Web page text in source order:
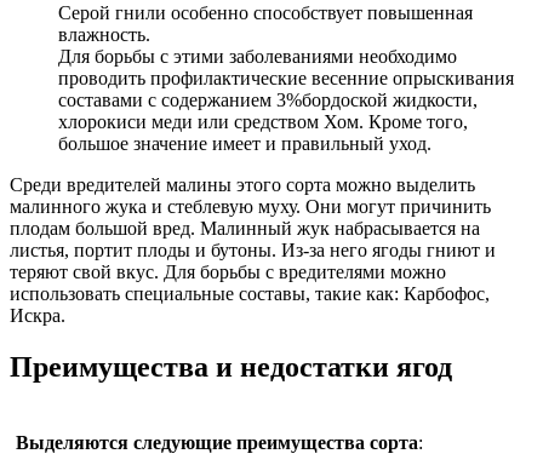
Серой гнили особенно способствует повышенная
влажность.
Для борьбы с этими заболеваниями необходимо
проводить профилактические весенние опрыскивания
составами с содержанием 3%бордоской жидкости,
хлорокиси меди или средством Хом. Кроме того,
большое значение имеет и правильный уход.
Среди вредителей малины этого сорта можно выделить
малинного жука и стеблевую муху. Они могут причинить
плодам большой вред. Малинный жук набрасывается на
листья, портит плоды и бутоны. Из-за него ягоды гниют и
теряют свой вкус. Для борьбы с вредителями можно
использовать специальные составы, такие как: Карбофос,
Искра.
Преимущества и недостатки ягод
Выделяются следующие преимущества сорта: